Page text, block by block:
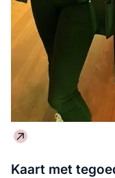
Kaart met